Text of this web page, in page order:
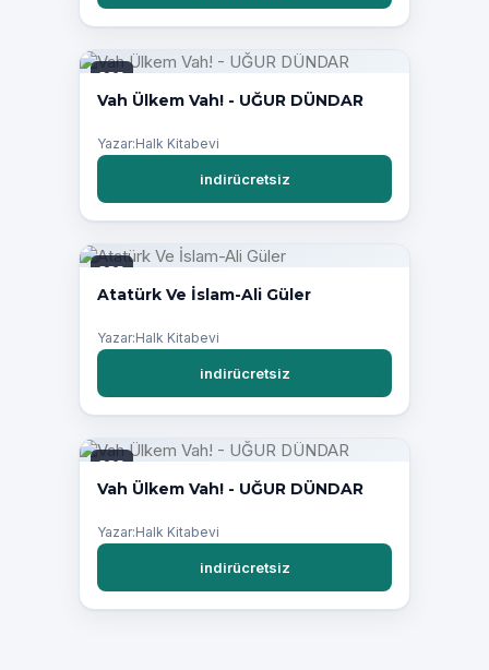
PDF
Vah Ülkem Vah! - UĞUR DÜNDAR
Yazar:Halk Kitabevi
indirücretsiz
PDF
Atatürk Ve İslam-Ali Güler
Yazar:Halk Kitabevi
indirücretsiz
PDF
Vah Ülkem Vah! - UĞUR DÜNDAR
Yazar:Halk Kitabevi
indirücretsiz